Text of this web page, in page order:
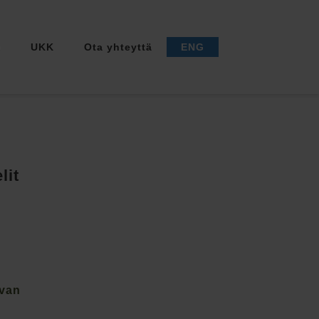
UKK Ota yhteyttä ENG